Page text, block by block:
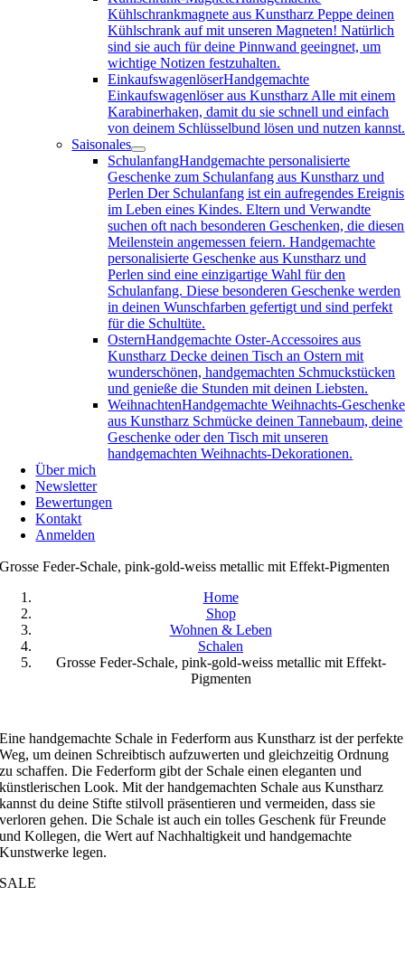
Kühlschrankmagnete aus Kunstharz Peppe deinen
Kühlschrank auf mit unseren Magneten! Natürlich
sind sie auch für deine Pinnwand geeingnet, um
wichtige Notizen festzuhalten.
EinkaufswagenlöserHandgemachte
Einkaufswagenlöser aus Kunstharz Alle mit einem
Karabinerhaken, damit du sie schnell und einfach
von deinem Schlüsselbund lösen und nutzen kannst.
Saisonales
SchulanfangHandgemachte personalisierte
Geschenke zum Schulanfang aus Kunstharz und
Perlen Der Schulanfang ist ein aufregendes Ereignis
im Leben eines Kindes. Eltern und Verwandte
suchen oft nach besonderen Geschenken, die diesen
Meilenstein angemessen feiern. Handgemachte
personalisierte Geschenke aus Kunstharz und
Perlen sind eine einzigartige Wahl für den
Schulanfang. Diese besonderen Geschenke werden
in deinen Wunschfarben gefertigt und sind perfekt
für die Schultüte.
OsternHandgemachte Oster-Accessoires aus
Kunstharz Decke deinen Tisch an Ostern mit
wunderschönen, handgemachten Schmuckstücken
und genieße die Stunden mit deinen Liebsten.
WeihnachtenHandgemachte Weihnachts-Geschenke
aus Kunstharz Schmücke deinen Tannebaum, deine
Geschenke oder den Tisch mit unseren
handgemachten Weihnachts-Dekorationen.
Über mich
Newsletter
Bewertungen
Kontakt
Anmelden
Grosse Feder-Schale, pink-gold-weiss metallic mit Effekt-Pigmenten
Home
Shop
Wohnen & Leben
Schalen
Grosse Feder-Schale, pink-gold-weiss metallic mit Effekt-
Pigmenten
Eine handgemachte Schale in Federform aus Kunstharz ist der perfekte
Weg, um deinen Schreibtisch aufzuwerten und gleichzeitig Ordnung
zu schaffen. Die Federform gibt der Schale einen eleganten und
künstlerischen Look. Mit der handgemachten Schale aus Kunstharz
kannst du deine Stifte stilvoll präsentieren und vermeiden, dass sie
verloren gehen. Die Schale ist auch ein tolles Geschenk für Freunde
und Kollegen, die Wert auf Nachhaltigkeit und handgemachte
Kunstwerke legen.
SALE